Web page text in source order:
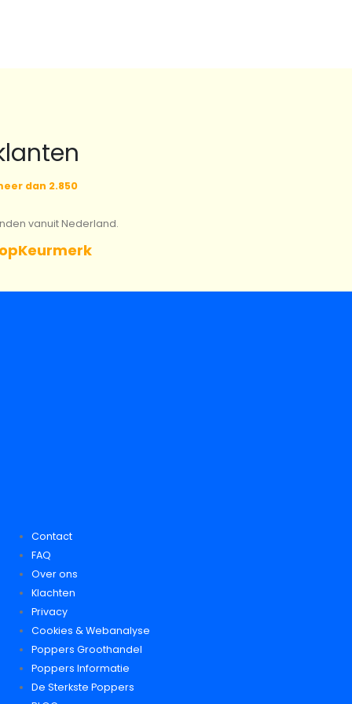
dan 2.850
vanuit Nederland.
Contact
FAQ
Over ons
Klachten
Privacy
Cookies & Webanalyse
Poppers Groothandel
Poppers Informatie
De Sterkste Poppers